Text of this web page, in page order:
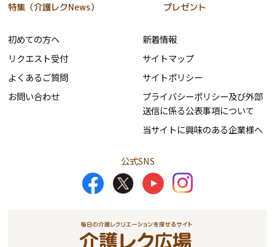
特集（介護レクNews）
プレゼント
初めての方へ
リクエスト受付
よくあるご質問
お問い合わせ
新着情報
サイトマップ
サイトポリシー
プライバシーポリシー及び外部
送信に係る公表事項について
当サイトに興味のある企業様へ
公式SNS